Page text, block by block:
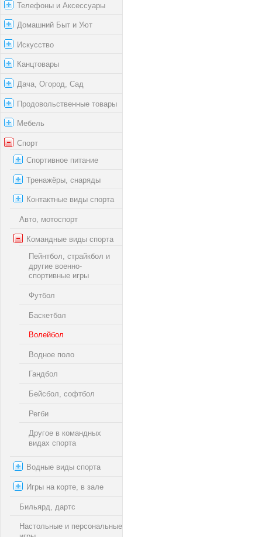
Телефоны и Аксессуары
Домашний Быт и Уют
Искусство
Канцтовары
Дача, Огород, Сад
Продовольственные товары
Мебель
Спорт
Спортивное питание
Тренажёры, снаряды
Контактные виды спорта
Авто, мотоспорт
Командные виды спорта
Пейнтбол, страйкбол и
другие военно-
спортивные игры
Футбол
Баскетбол
Волейбол
Водное поло
Гандбол
Бейсбол, софтбол
Регби
Другое в командных
видах спорта
Водные виды спорта
Игры на корте, в зале
Бильярд, дартс
Настольные и персональные